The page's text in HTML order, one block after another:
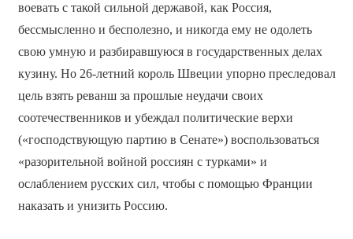
воевать с такой сильной державой, как Россия,
бессмысленно и бесполезно, и никогда ему не одолеть
свою умную и разбиравшуюся в государственных делах
кузину. Но 26-летний король Швеции упорно преследовал
цель взять реванш за прошлые неудачи своих
соотечественников и убеждал политические верхи
(«господствующую партию в Сенате») воспользоваться
«разорительной войной россиян с турками» и
ослаблением русских сил, чтобы с помощью Франции
наказать и унизить Россию.